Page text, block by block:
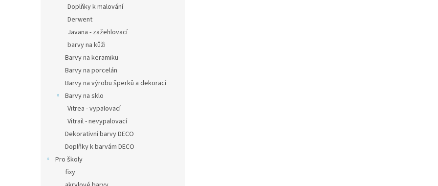
Doplňky k malování
Derwent
Javana - zažehlovací
barvy na kůži
Barvy na keramiku
Barvy na porcelán
Barvy na výrobu šperků a dekorací
Barvy na sklo
Vitrea - vypalovací
Vitrail - nevypalovací
Dekorativní barvy DECO
Doplňky k barvám DECO
Pro školy
fixy